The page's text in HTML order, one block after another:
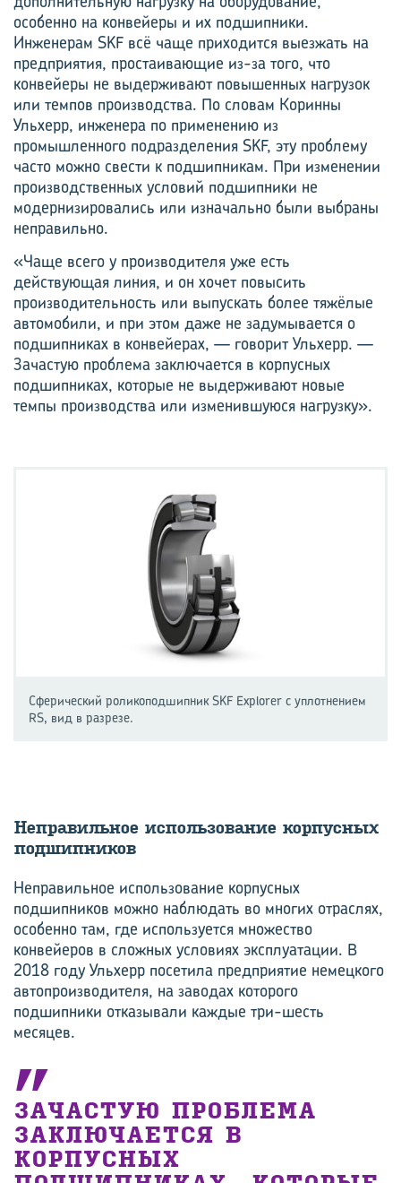
особенно на конвейеры и их подшипники.
Инженерам SKF всё чаще приходится выезжать на
предприятия, простаивающие из-за того, что
конвейеры не выдерживают повышенных нагрузок
или темпов производства. По словам Коринны
Ульхерр, инженера по применению из
промышленного подразделения SKF, эту проблему
часто можно свести к подшипникам. При изменении
производственных условий подшипники не
модернизировались или изначально были выбраны
неправильно.
«Чаще всего у производителя уже есть
действующая линия, и он хочет повысить
производительность или выпускать более тяжёлые
автомобили, и при этом даже не задумывается о
подшипниках в конвейерах, — говорит Ульхерр. —
Зачастую проблема заключается в корпусных
подшипниках, которые не выдерживают новые
темпы производства или изменившуюся нагрузку».
Сферический роликоподшипник SKF Explorer с уплотнением
RS, вид в разрезе.
Непра­виль­ное ис­поль­зо­ва­ние кор­пус­ных
под­шип­ни­ков
Неправильное использование корпусных
подшипников можно наблюдать во многих отраслях,
особенно там, где используется множество
конвейеров в сложных условиях эксплуатации. В
2018 году Ульхерр посетила предприятие немецкого
автопроизводителя, на заводах которого
подшипники отказывали каждые три-шесть
месяцев.
ЗАЧАСТУЮ ПРОБЛЕМА
ЗАКЛЮЧАЕТСЯ В
КОРПУСНЫХ